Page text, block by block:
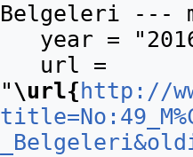
Belgeleri ---
"\url{ http://